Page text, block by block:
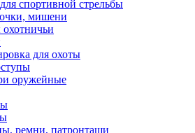
спортивной стрельбы
мишени
для охоты
оружейные
ремни, патронташи